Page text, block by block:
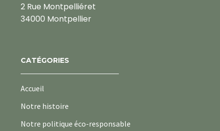
2 Rue Montpelliéret
34000 Montpellier
CATÉGORIES
Accueil
Notre histoire
Notre politique éco-responsable